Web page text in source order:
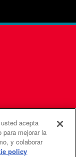
agencia de la
acepta
para mejorar la
y colaborar
policy